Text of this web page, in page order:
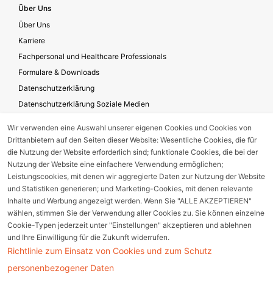
Über Uns
Über Uns
Karriere
Fachpersonal und Healthcare Professionals
Formulare & Downloads
Datenschutzerklärung
Datenschutzerklärung Soziale Medien
Impressum
Unternehmensverantwortung
Gerätestörung melden
Nebenwirkungsmeldung
Cookie Einstellungen
Wir verwenden eine Auswahl unserer eigenen Cookies und Cookies von
Drittanbietern auf den Seiten dieser Website: Wesentliche Cookies, die für
die Nutzung der Website erforderlich sind; funktionale Cookies, die bei der
Nutzung der Website eine einfachere Verwendung ermöglichen;
Leistungscookies, mit denen wir aggregierte Daten zur Nutzung der Website
und Statistiken generieren; und Marketing-Cookies, mit denen relevante
Inhalte und Werbung angezeigt werden. Wenn Sie "ALLE AKZEPTIEREN"
wählen, stimmen Sie der Verwendung aller Cookies zu. Sie können einzelne
Cookie-Typen jederzeit unter "Einstellungen" akzeptieren und ablehnen
und Ihre Einwilligung für die Zukunft widerrufen.
Richtlinie zum Einsatz von Cookies und zum Schutz
personenbezogener Daten